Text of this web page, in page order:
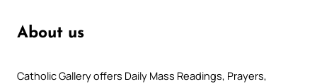
About us
Catholic Gallery offers Daily Mass Readings, Prayers,